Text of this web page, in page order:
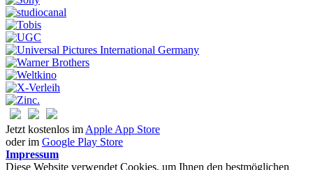
Jetzt kostenlos im Apple App Store
oder im Google Play Store
Impressum
Diese Website verwendet Cookies, um Ihnen den bestmöglichen